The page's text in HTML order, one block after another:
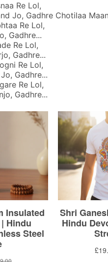
Re Lol,
Jo, Gadhre Chotilaa
Re Lol,
Gadhre...
Re Lol,
Gadhre...
Re Lol,
Gadhre...
Re Lol,
Gadhre...